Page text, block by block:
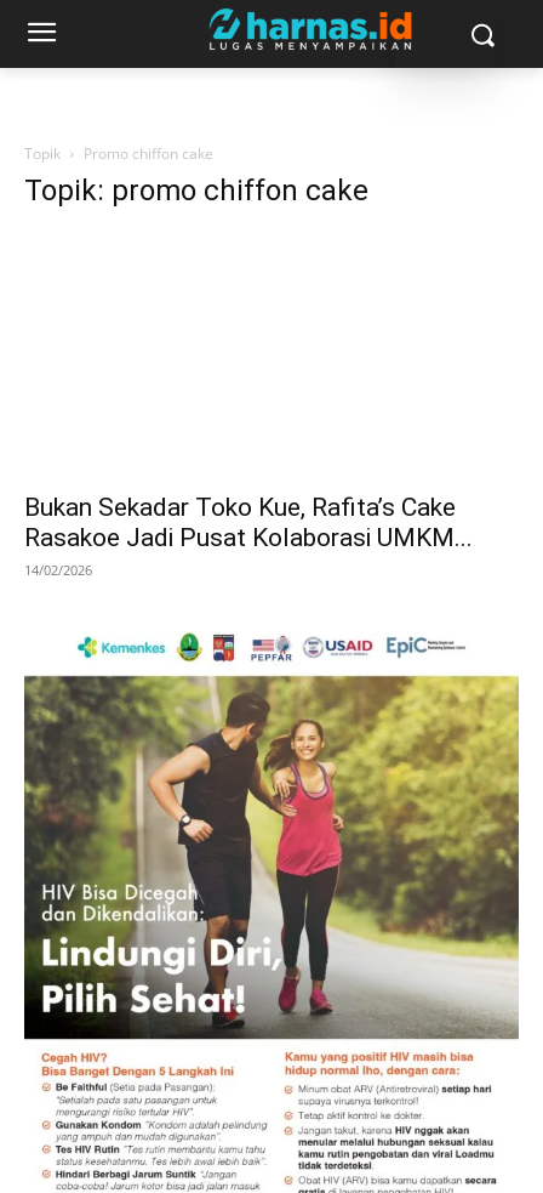
Topik Promo chiffon cake
Topik: promo chiffon cake
Bukan Sekadar Toko Kue, Rafita’s Cake
Rasakoe Jadi Pusat Kolaborasi UMKM...
14/02/2026